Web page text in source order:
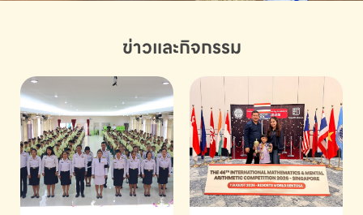
ข่าวและกิจกรรม